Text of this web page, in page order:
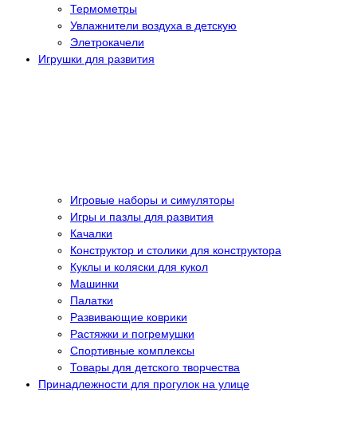
Термометры
Увлажнители воздуха в детскую
Элетрокачели
Игрушки для развития
Игровые наборы и симуляторы
Игры и пазлы для развития
Качалки
Конструктор и столики для конструктора
Куклы и коляски для кукол
Машинки
Палатки
Развивающие коврики
Растяжки и погремушки
Спортивные комплексы
Товары для детского творчества
Принадлежности для прогулок на улице